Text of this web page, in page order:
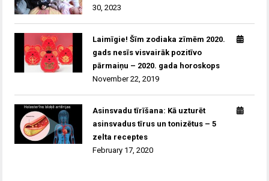
30, 2023
Laimīgie! Šīm zodiaka zīmēm 2020.
gads nesīs visvairāk pozitīvo
pārmaiņu – 2020. gada horoskops
November 22, 2019
Asinsvadu tīrīšana: Kā uzturēt
asinsvadus tīrus un tonizētus – 5
zelta receptes
February 17, 2020